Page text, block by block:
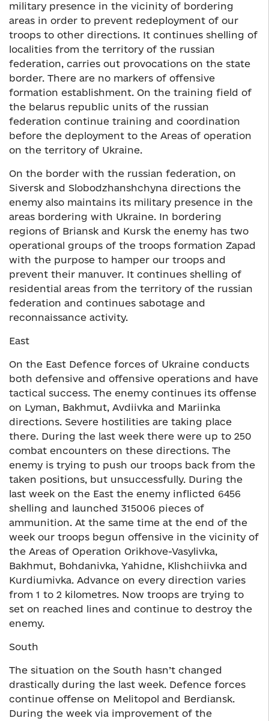
military presence in the vicinity of bordering
areas in order to prevent redeployment of our
troops to other directions. It continues shelling of
localities from the territory of the russian
federation, carries out provocations on the state
border. There are no markers of offensive
formation establishment. On the training field of
the belarus republic units of the russian
federation continue training and coordination
before the deployment to the Areas of operation
on the territory of Ukraine.
On the border with the russian federation, on
Siversk and Slobodzhanshchyna directions the
enemy also maintains its military presence in the
areas bordering with Ukraine. In bordering
regions of Briansk and Kursk the enemy has two
operational groups of the troops formation Zapad
with the purpose to hamper our troops and
prevent their manuver. It continues shelling of
residential areas from the territory of the russian
federation and continues sabotage and
reconnaissance activity.
East
On the East Defence forces of Ukraine conducts
both defensive and offensive operations and have
tactical success. The enemy continues its offense
on Lyman, Bakhmut, Avdiivka and Mariinka
directions. Severe hostilities are taking place
there. During the last week there were up to 250
combat encounters on these directions. The
enemy is trying to push our troops back from the
taken positions, but unsuccessfully. During the
last week on the East the enemy inflicted 6456
shelling and launched 315006 pieces of
ammunition. At the same time at the end of the
week our troops begun offensive in the vicinity of
the Areas of Operation Orikhove-Vasylivka,
Bakhmut, Bohdanivka, Yahidne, Klishchiivka and
Kurdiumivka. Advance on every direction varies
from 1 to 2 kilometres. Now troops are trying to
set on reached lines and continue to destroy the
enemy.
South
The situation on the South hasn’t changed
drastically during the last week. Defence forces
continue offense on Melitopol and Berdiansk.
During the week via improvement of the